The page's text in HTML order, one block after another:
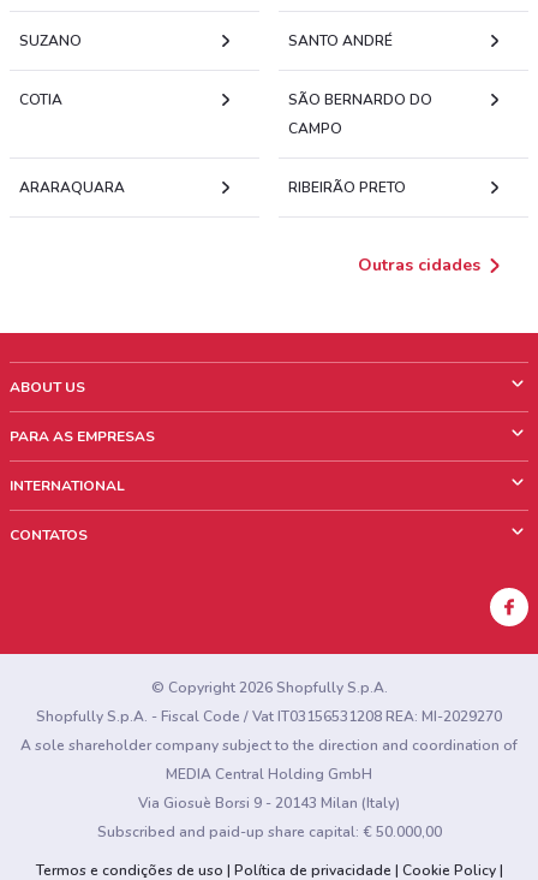
SUZANO SANTO ANDRÉ
COTIA
SÃO BERNARDO DO
CAMPO
ARARAQUARA RIBEIRÃO PRETO
Outras cidades
ABOUT US
Quem Somos
Trabalhe conosco
PARA AS EMPRESAS
Informações comerciais
INTERNATIONAL
CONTATOS
Encontrou algum problema no site ou no aplicativo?
© Copyright 2026 Shopfully S.p.A.
Shopfully S.p.A. - Fiscal Code / Vat IT03156531208 REA: MI-2029270
A sole shareholder company subject to the direction and coordination of
MEDIA Central Holding GmbH
Via Giosuè Borsi 9 - 20143 Milan (Italy)
Subscribed and paid-up share capital: € 50.000,00
Termos e condições de uso
Política de privacidade Cookie Policy